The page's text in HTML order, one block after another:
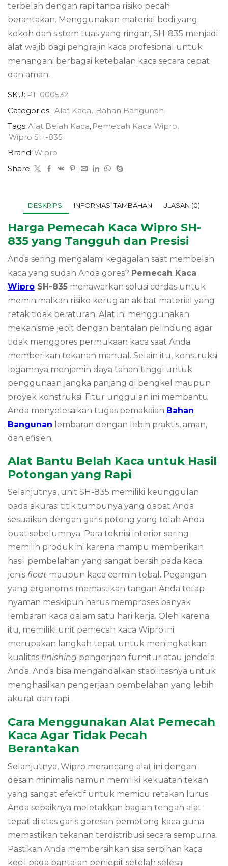
terbelah dengan rapi tanpa risiko pecah
berantakan. Menggunakan material bodi yang
kokoh dan sistem tuas yang ringan, SH-835 menjadi
alat wajib bagi pengrajin kaca profesional untuk
menangani berbagai ketebalan kaca secara cepat
dan aman.
SKU: PT-000532
Categories: Alat Kaca, Bahan Bangunan
Tags:Alat Belah Kaca, Pemecah Kaca Wipro,
Wipro SH-835
Brand: Wipro
Share:
DESKRIPSI INFORMASI TAMBAHAN ULASAN (0)
Harga Pemecah Kaca Wipro SH-
835 yang Tangguh dan Presisi
Anda sering mengalami kegagalan saat membelah
kaca yang sudah Anda gores? Pemecah Kaca
Wipro SH-835 menawarkan solusi cerdas untuk
meminimalkan risiko kerugian akibat material yang
retak tidak beraturan. Alat ini menggunakan
mekanisme jepit dengan bantalan pelindung agar
tidak menggores permukaan kaca saat Anda
memberikan tekanan manual. Selain itu, konstruksi
logamnya menjamin daya tahan tinggi untuk
penggunaan jangka panjang di bengkel maupun
proyek konstruksi. Fitur unggulan ini membantu
Anda menyelesaikan tugas pemakaian Bahan
Bangunan lembaran dengan lebih praktis, aman,
dan efisien.
Alat Bantu Belah Kaca untuk Hasil
Potongan yang Rapi
Selanjutnya, unit SH-835 memiliki keunggulan
pada akurasi titik tumpunya yang dapat Anda
sesuaikan dengan garis potong yang telah Anda
buat sebelumnya. Para teknisi interior sering
memilih produk ini karena mampu memberikan
hasil pembelahan yang sangat bersih pada kaca
jenis float maupun kaca cermin tebal. Pegangan
yang ergonomis memastikan tangan Anda tetap
nyaman meskipun harus memproses banyak
lembaran kaca dalam satu hari kerja. Oleh karena
itu, memiliki unit pemecah kaca Wipro ini
merupakan langkah tepat untuk meningkatkan
kualitas finishing pengerjaan furnitur atau jendela
Anda. Anda bisa mengandalkan stabilitasnya untuk
menghasilkan pengerjaan pembelahan yang lebih
akurat dan rapi.
Cara Menggunakan Alat Pemecah
Kaca Agar Tidak Pecah
Berantakan
Selanjutnya, Wipro merancang alat ini dengan
desain minimalis namun memiliki kekuatan tekan
yang sangat efektif untuk memicu retakan lurus.
Anda sebaiknya meletakkan bagian tengah alat
tepat di atas garis goresan pemotong kaca guna
memastikan tekanan terdistribusi secara sempurna.
Pastikan Anda membersihkan sisa serpihan kaca
kecil pada bantalan penjepit setelah selesai